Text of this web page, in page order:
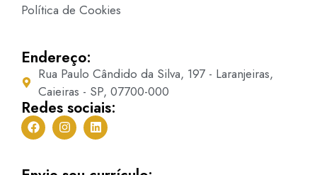
Política de Cookies
Endereço:
Rua Paulo Cândido da Silva, 197 - Laranjeiras,
Caieiras - SP, 07700-000
Redes sociais: